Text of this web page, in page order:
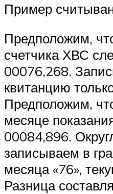
Пример
Предположим,
счетчика ХВС
00076,268.
квитанцию
Предположим,
месяце
00084,896.
записываем в
месяца «76»,
Разница